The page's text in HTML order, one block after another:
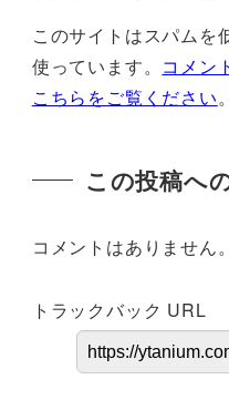
このサイトはスパムを
使っています。 コメン
こちらをご覧ください。
この投稿へ
コメントはありません。
トラックバック URL